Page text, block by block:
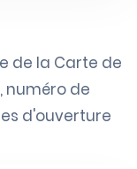
de la Carte de
numéro de
d'ouverture